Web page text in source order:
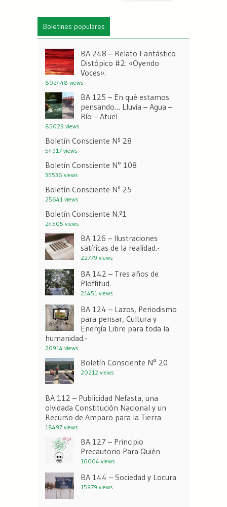
Boletines populares
BA 248 – Relato Fantástico
Distópico #2: «Oyendo
Voces».
802448 views
BA 125 – En qué estamos
pensando… Lluvia – Agua –
Río – Atuel
85029 views
Boletín Consciente Nº 28
54917 views
Boletín Consciente N° 108
35536 views
Boletín Consciente Nº 25
25641 views
Boletín Consciente N.º1
24505 views
BA 126 – Ilustraciones
satíricas de la realidad.-
22779 views
BA 142 – Tres años de
Ploffitud.
21451 views
BA 124 – Lazos, Periodismo
para pensar, Cultura y
Energía Libre para toda la
humanidad.-
20914 views
Boletín Consciente N° 20
20212 views
BA 112 – Publicidad Nefasta, una
olvidada Constitución Nacional y un
Recurso de Amparo para la Tierra
18497 views
BA 127 – Principio
Precautorio Para Quién
16004 views
BA 144 – Sociedad y Locura
15979 views